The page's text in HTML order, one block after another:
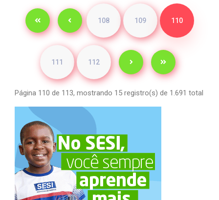
108 109 110
111 112
Página 110 de 113, mostrando 15 registro(s) de 1.691 total